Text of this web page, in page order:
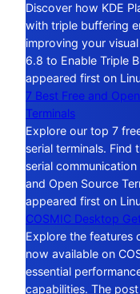
Discover how KDE
with triple buffering
improving your
6.8 to Enable Triple
appeared first on
7 Best Free and
Terminals
Explore our top 7
serial terminals.
serial
and Open Source
appeared first on
COSMIC Desktop
Explore the features
now available on
essential
capabilities. The